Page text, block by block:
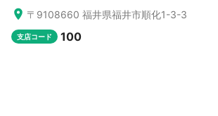
〒9108660 福井県福井市順化1-3-3
支店コード 100